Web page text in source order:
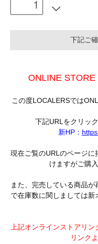
下記ご
ONLINE
この度LOCALERSでは
下記URLをクリッ
新HP：
現在ご覧のURLのページ
けますがご購
また、完売している商品
で在庫数に関しましては新
上記オンラインストアリ
リンク